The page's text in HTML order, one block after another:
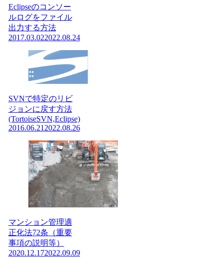
Eclipseのコンソー
ルログをファイル
出力する方法
2017.03.022022.08.24
SVNで特定のリビ
ジョンに戻す方法
(TortoiseSVN,Eclipse)
2016.06.21 2022.08.26
マンション管理適
正化法72条（重要
事項の説明等）
2020.12.172022.09.09